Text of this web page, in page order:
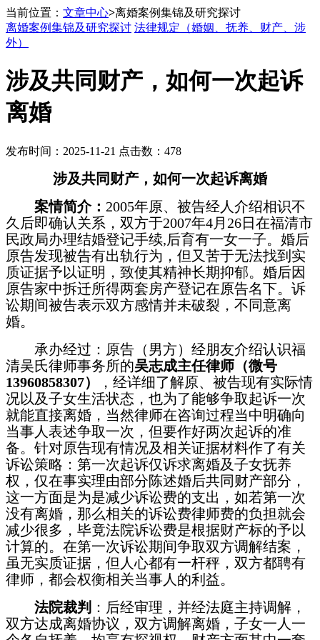
当前位置： 文章中心>离婚案例集锦及研究探讨
离婚案例集锦及研究探讨 法律规定（婚姻、抚养、财产、涉
外）
涉及共同财产，如何一次起诉
离婚
发布时间：2025-11-21 点击数：478
涉及共同财产，如何一次起诉离婚
案情简介： 2005年原、被告经人介绍相识不
久后即确认关系，双方于2007年4月 26日在福清市
民政局办理结婚登记手续,后育有一女一子。婚后
原告发现被告有出轨行为，但又苦于无法找到实
质证据予以证明，致使其精神长期抑郁。婚后因
原告家中拆迁所得两套房产登记在原告名下。诉
讼期间被告表示双方感情并未破裂，不同意离
婚。
承办经过：原告（男方）经朋友介绍认识福
清吴氏律师事务所的吴志成主任律师（微号
13960858307）
，经详细了解原、被告现有实际情
况以及子女生活状态，也为了能够争取起诉一次
就能直接离婚，当然律师在咨询过程当中明确向
当事人表述争取一次，但要作好两次起诉的准
备。针对原告现有情况及相关证据材料作了有关
诉讼策略：第一次起诉仅诉求离婚及子女抚养
权，仅在事实理由部分陈述婚后共同财产部分，
这一方面是为是减少诉讼费的支出，如若第一次
没有离婚，那么相关的诉讼费律师费的负担就会
减少很多，毕竟法院诉讼费是根据财产标的予以
计算的。在第一次诉讼期间争取双方调解结案，
虽无实质证据，但人心都有一杆秤，双方都聘有
律师，都会权衡相关当事人的利益。
法院裁判 ：后经审理，并经法庭主持调解，
双方达成离婚协议，双方调解离婚，子女一人一